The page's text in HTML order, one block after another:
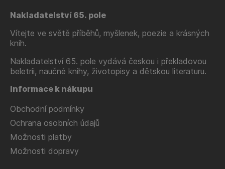
Nakladatelství 65. pole
Vítejte ve světě příběhů, myšlenek, poezie a krásných
knih.
Nakladatelství 65. pole vydává českou i překladovou
beletrii, naučné knihy, životopisy a dětskou literaturu.
Informace k nákupu
Obchodní podmínky
Ochrana osobních údajů
Možnosti platby
Možnosti dopravy